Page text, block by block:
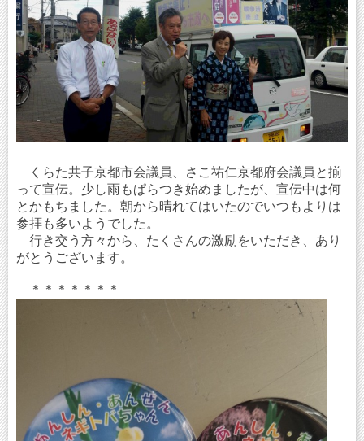
くらた共子京都市会議員、さこ祐仁京都府会議員と揃
って宣伝。少し雨もぱらつき始めましたが、宣伝中は何
とかもちました。朝から晴れてはいたのでいつもよりは
参拝も多いようでした。
行き交う方々から、たくさんの激励をいただき、あり
がとうございます。
＊＊＊＊＊＊＊